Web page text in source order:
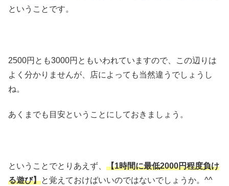
ということです。
2500円とも3000円ともいわれていますので、この辺りは
よく分かりませんが、店によっても当然違うでしょうし
ね。
あくまでも目安ということにしておきましょう。
ということでとりあえず、 【1時間に最低2000円程度負け
る遊び】と覚えておけばいいのではないでしょうか。^^